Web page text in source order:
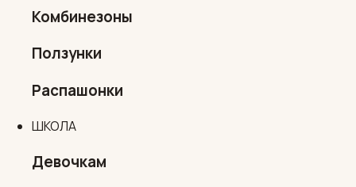
Комбинезоны
Ползунки
Распашонки
ШКОЛА
Девочкам